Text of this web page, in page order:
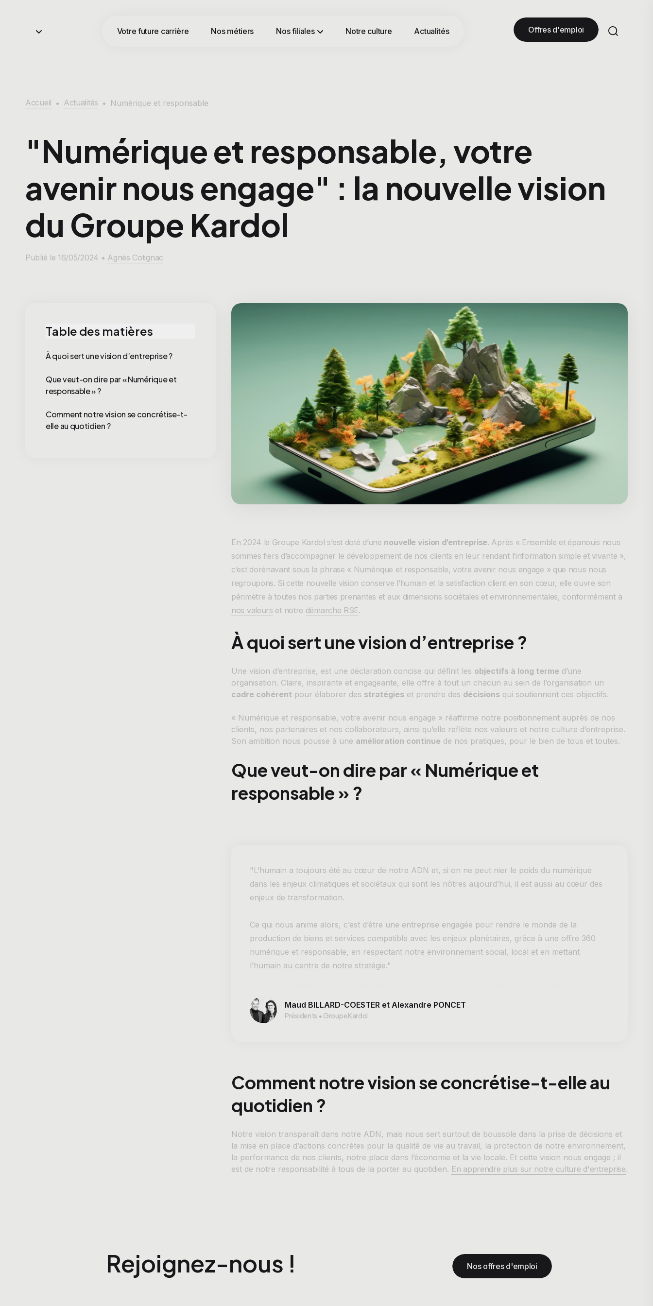
Votre future carrière Nos métiers Nos filiales Notre culture Actualités Offres d'emploi
Accueil • Actualités • Numérique et responsable
"Numérique et responsable, votre
avenir nous engage" : la nouvelle vision
du Groupe Kardol
Publié le 16/05/2024 • Agnès Cotignac
Table des matières
À quoi sert une vision d’entreprise ?
Que veut-on dire par « Numérique et
responsable » ?
Comment notre vision se concrétise-t-
elle au quotidien ?
En 2024 le Groupe Kardol s’est doté d’une nouvelle vision d’entreprise. Après « Ensemble et épanouis nous
sommes fiers d’accompagner le développement de nos clients en leur rendant l’information simple et vivante »,
c’est dorénavant sous la phrase « Numérique et responsable, votre avenir nous engage » que nous nous
regroupons. Si cette nouvelle vision conserve l’humain et la satisfaction client en son cœur, elle ouvre son
périmètre à toutes nos parties prenantes et aux dimensions sociétales et environnementales, conformément à
nos valeurs et notre démarche RSE.
À quoi sert une vision d’entreprise ?
Une vision d’entreprise, est une déclaration concise qui définit les objectifs à long terme d’une
organisation. Claire, inspirante et engageante, elle offre à tout un chacun au sein de l’organisation un
cadre cohérent pour élaborer des stratégies et prendre des décisions qui soutiennent ces objectifs.
« Numérique et responsable, votre avenir nous engage » réaffirme notre positionnement auprès de nos
clients, nos partenaires et nos collaborateurs, ainsi qu’elle reflète nos valeurs et notre culture d’entreprise.
Son ambition nous pousse à une amélioration continue de nos pratiques, pour le bien de tous et toutes.
Que veut-on dire par « Numérique et
responsable » ?
"L’humain a toujours été au cœur de notre ADN et, si on ne peut nier le poids du numérique
dans les enjeux climatiques et sociétaux qui sont les nôtres aujourd’hui, il est aussi au cœur des
enjeux de transformation.
Ce qui nous anime alors, c’est d’être une entreprise engagée pour rendre le monde de la
production de biens et services compatible avec les enjeux planétaires, grâce à une offre 360
numérique et responsable, en respectant notre environnement social, local et en mettant
l’humain au centre de notre stratégie."
Maud BILLARD-COESTER et Alexandre PONCET
Présidents • Groupe Kardol
Comment notre vision se concrétise-t-elle au
quotidien ?
Notre vision transparaît dans notre ADN, mais nous sert surtout de boussole dans la prise de décisions et
la mise en place d’actions concrètes pour la qualité de vie au travail, la protection de notre environnement,
la performance de nos clients, notre place dans l’économie et la vie locale. Et cette vision nous engage ; il
est de notre responsabilité à tous de la porter au quotidien. En apprendre plus sur notre culture d'entreprise.
Rejoignez-nous ! Nos offres d'emploi